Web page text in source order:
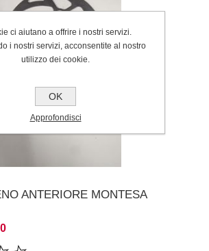
ANTERIORE MONTESA
ci aiutano a offrire i nostri servizi.
i nostri servizi, acconsentite al nostro
utilizzo dei cookie.
OK
Approfondisci